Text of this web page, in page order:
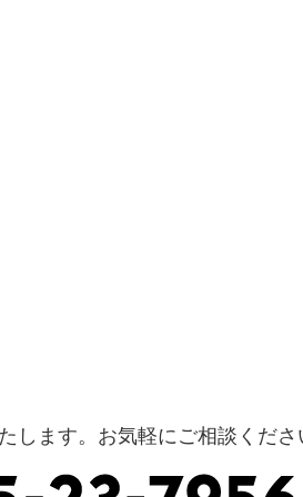
します。お気軽にご相談くださ